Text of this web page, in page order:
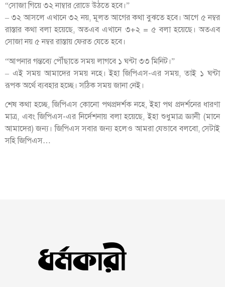
“সোজা গিয়ে ৩২ নাম্বার রোডে উঠতে হবে।”
– ৩২ আসলে এখানে ৩২ নয়, মূলত আগের কথা বুঝতে হবে। আগে ৫ নম্বর
রাস্তার কথা বলা হয়েছে, অতএব এখানে ৩+২ = ৫ বলা হয়েছে। অতএব
সোজা নয় ৫ নম্বর রাস্তায় ফেরত যেতে হবে।
“আপনার গন্তব্যে পৌঁছাতে সময় লাগবে ১ ঘন্টা ৩৩ মিনিট।”
– এই সময় আমাদের সময় নহে। ইহা জিপিএস-এর সময়, তাই ১ ঘন্টা
রূপক অর্থে ব্যবহার হচ্ছে। সঠিক সময় জানা নেই।
শেষ কথা হচ্ছে, জিপিএস কোনো পথপ্রদর্শক নহে, ইহা পথ প্রদর্শনের ধারণা
মাত্র, এবং জিপিএস-এর নির্দেশনায় বলা হয়েছে, ইহা শুধুমাত্র জ্ঞানী (মানে
আমাদের) জন্য। জিপিএস সবার জন্য হলেও আমরা যেভাবে বলবো, সেটাই
সহি জিপিএস…